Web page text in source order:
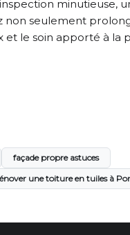
minutieuse,
non seulement
et le soin apporté à la
façade propre astuces
une toiture en tuiles à